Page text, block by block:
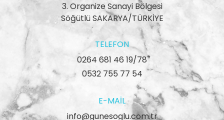
3. Organize Sanayi Bölgesi
Söğütlü SAKARYA/TÜRKİYE
TELEFON
0264 681 46 19/78
0532 755 77 54
E-MAIL
info@gunesoglu.com.tr